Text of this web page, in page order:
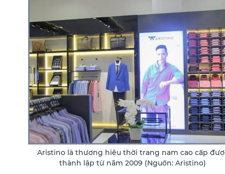
Aristino là thương hiệu thời trang nam cao cấp
thành lập từ năm 2009 (Nguồn: Aristino)